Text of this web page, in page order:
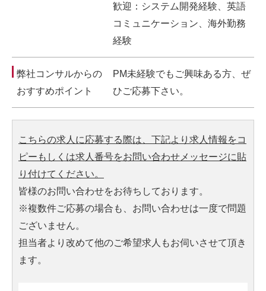
歓迎：システム開発経験、英語
コミュニケーション、海外勤務
経験
弊社コンサルからの
おすすめポイント
PM未経験でもご興味ある方、ぜ
ひご応募下さい。
こちらの求人に応募する際は、下記より求人情報をコ
ピーもしくは求人番号をお問い合わせメッセージに貼
り付けてください。
皆様のお問い合わせをお待ちしております。
※複数件ご応募の場合も、お問い合わせは一度で問題
ございません。
担当者より改めて他のご希望求人もお伺いさせて頂き
ます。